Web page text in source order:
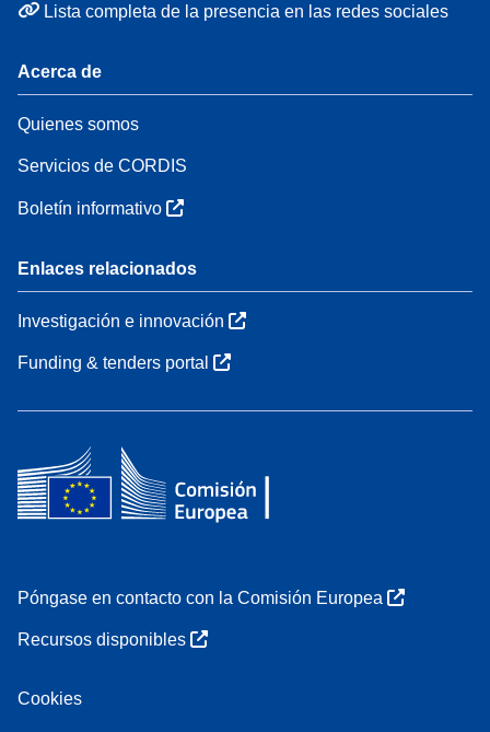
Lista completa de la presencia en las redes sociales
Acerca de
Quienes somos
Servicios de CORDIS
Boletín informativo
Enlaces relacionados
Investigación e innovación
Funding & tenders portal
Póngase en contacto con la Comisión Europea
Recursos disponibles
Cookies